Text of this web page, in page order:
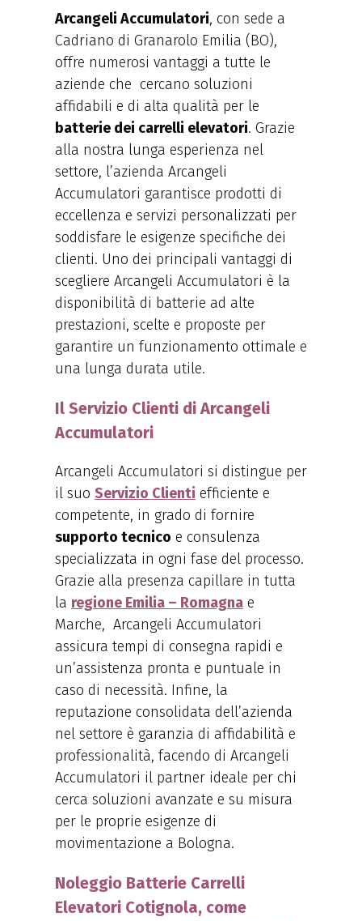
Arcangeli Accumulatori, con sede a
Cadriano di Granarolo Emilia (BO),
offre numerosi vantaggi a tutte le
aziende che cercano soluzioni
affidabili e di alta qualità per le
batterie dei carrelli elevatori. Grazie
alla nostra lunga esperienza nel
settore, l’azienda Arcangeli
Accumulatori garantisce prodotti di
eccellenza e servizi personalizzati per
soddisfare le esigenze specifiche dei
clienti. Uno dei principali vantaggi di
scegliere Arcangeli Accumulatori è la
disponibilità di batterie ad alte
prestazioni, scelte e proposte per
garantire un funzionamento ottimale e
una lunga durata utile.
Il Servizio Clienti di Arcangeli
Accumulatori
Arcangeli Accumulatori si distingue per
il suo Servizio Clienti efficiente e
competente, in grado di fornire
supporto tecnico e consulenza
specializzata in ogni fase del processo.
Grazie alla presenza capillare in tutta
la regione Emilia – Romagna e
Marche, Arcangeli Accumulatori
assicura tempi di consegna rapidi e
un’assistenza pronta e puntuale in
caso di necessità. Infine, la
reputazione consolidata dell’azienda
nel settore è garanzia di affidabilità e
professionalità, facendo di Arcangeli
Accumulatori il partner ideale per chi
cerca soluzioni avanzate e su misura
per le proprie esigenze di
movimentazione a Bologna.
Noleggio Batterie Carrelli
Elevatori Cotignola, come